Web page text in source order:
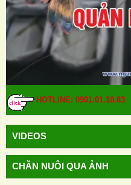
HOTLINE: 0901.01.10.83
VIDEOS
CHĂN NUÔI QUA ẢNH